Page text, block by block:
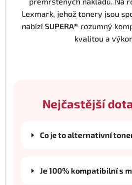
Lexmark, jehož tonery jsou
nabízíSUPERA® rozumný
kvalitou a
Nejčastější
Co je to alternativní
Je 100% kompatibilní s